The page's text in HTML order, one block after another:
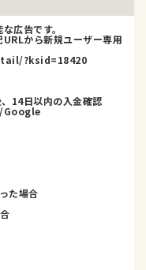
広告です。
から新規ユーザー専用
?ksid=18420
14日以内の入金確認
Google
た場合